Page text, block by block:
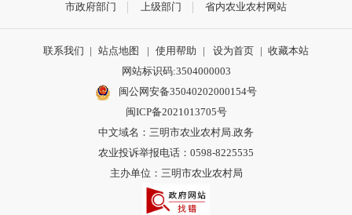
市政府部门 上级部门 省内农业农村网站
联系我们 | 站点地图 | 使用帮助 | 设为首页 | 收藏本站
网站标识码:3504000003
闽公网安备35040202000154号
闽ICP备2021013705号
中文域名：三明市农业农村局.政务
农业投诉举报电话：0598-8225535
主办单位：三明市农业农村局